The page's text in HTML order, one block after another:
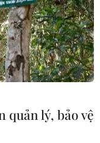
Mỹ, tương đương
nhất kể từ ngày
quản lý, bảo vệ